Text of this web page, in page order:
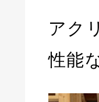
アク
性能